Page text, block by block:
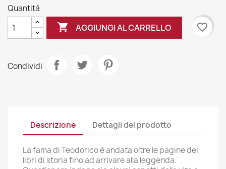
Quantità
 AGGIUNGI AL CARRELLO favorite_border
Condividi
Descrizione Dettagli del prodotto
La fama di Teodorico è andata oltre le pagine dei
libri di storia fino ad arrivare alla leggenda.